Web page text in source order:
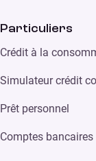
Particuliers
Crédit à la
Simulateur crédit
Prêt personnel
Comptes bancaires